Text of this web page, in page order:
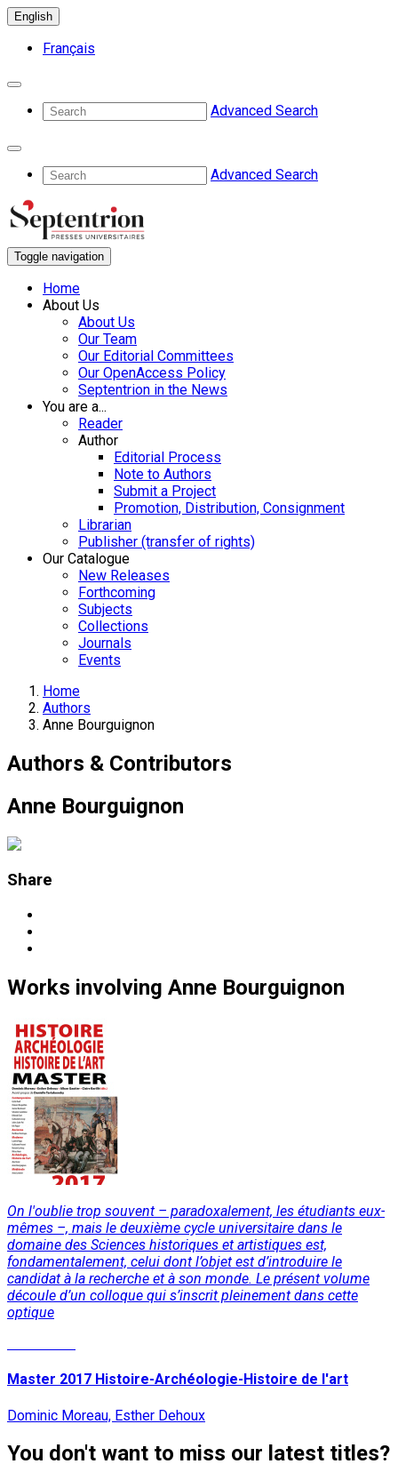
English
Français
Advanced Search
Advanced Search
Toggle navigation
Home
About Us
About Us
Our Team
Our Editorial Committees
Our OpenAccess Policy
Septentrion in the News
You are a...
Reader
Author
Editorial Process
Note to Authors
Submit a Project
Promotion, Distribution, Consignment
Librarian
Publisher (transfer of rights)
Our Catalogue
New Releases
Forthcoming
Subjects
Collections
Journals
Events
Home
Authors
Anne Bourguignon
Authors & Contributors
Anne Bourguignon
Share
Works involving Anne Bourguignon
On l'oublie trop souvent – paradoxalement, les étudiants eux-
mêmes –, mais le deuxième cycle universitaire dans le
domaine des Sciences historiques et artistiques est,
fondamentalement, celui dont l’objet est d’introduire le
candidat à la recherche et à son monde. Le présent volume
découle d’un colloque qui s’inscrit pleinement dans cette
optique
Master 2017 Histoire-Archéologie-Histoire de l'art
Dominic Moreau, Esther Dehoux
You don't want to miss our latest titles?